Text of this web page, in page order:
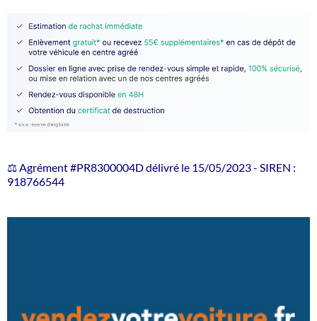
⚖️ Agrément #PR8300004D délivré le 15/05/2023 - SIREN :
918766544